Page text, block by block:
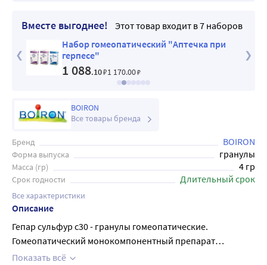
Вместе выгоднее!
Этот товар входит в 7 наборов
Набор гомеопатический "Аптечка при
герпесе"
1 088.10₽1 170.00₽
BOIRON
Все товары бренда
Бренд BOIRON
Форма выпуска гранулы
Масса (гр) 4 гр
Срок годности Длительный срок
Все характеристики
Описание
Гепар сульфур с30 - гранулы гомеопатические.
Гомеопатический монокомпонентный препарат
растительного происхождения, действие которого
Показать всё